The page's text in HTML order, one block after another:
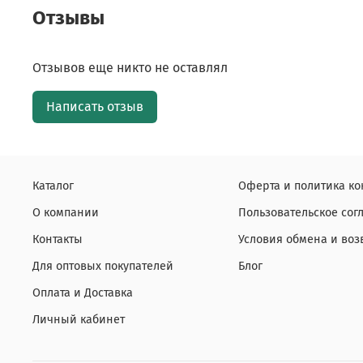
Отзывы
Отзывов еще никто не оставлял
Написать отзыв
Каталог
О компании
Контакты
Для оптовых покупателей
Оплата и Доставка
Личный кабинет
Оферта и политика
Пользовательское
Условия обмена и
Блог